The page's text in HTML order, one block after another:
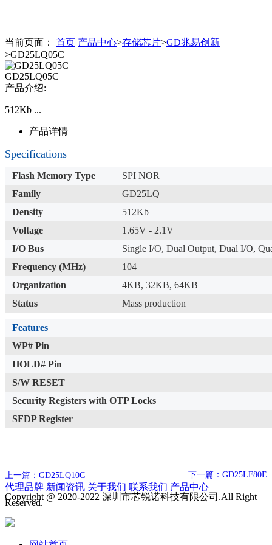
当前页面： 首页 产品中心>存储芯片>GD兆易创新
>GD25LQ05C
GD25LQ05C
产品介绍:
512Kb ...
产品详情
Specifications
Flash Memory Type
SPI NOR
Family
GD25LQ
Density
512Kb
Voltage
1.65V - 2.1V
I/O Bus
Single I/O, Dual Output, Dual I/O,
Frequency (MHz)
104
Organization
4KB, 32KB, 64KB
Status
Mass production
Features
WP# Pin
HOLD# Pin
S/W RESET
Security Registers with OTP Locks
SFDP Register
上一篇：GD25LQ10C 下一篇：GD25LF80E
代理品牌 新闻资讯 关于我们 联系我们 产品中心
Copyright @ 2020-2022 深圳市芯锐诺科技有限公司.All Right
Reserved.